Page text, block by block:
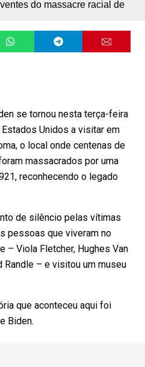
se tornou nesta terça-feira
Unidos a visitar em
o local onde centenas de
massacrados por uma
reconhecendo o legado
de silêncio pelas vítimas
pessoas que viveram no
– Viola Fletcher, Hughes Van
– e visitou um museu
que aconteceu aqui foi
Biden.